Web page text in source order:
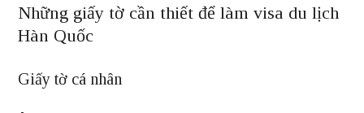
Những giấy tờ cần thiết để làm visa du lịch
Hàn Quốc
Giấy tờ cá nhân